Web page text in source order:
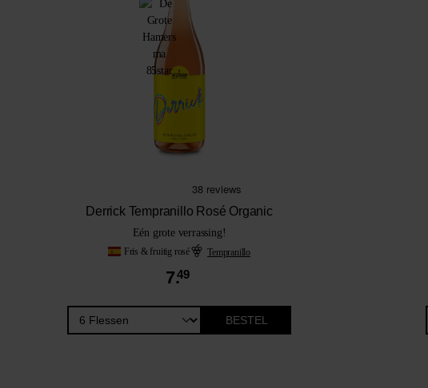
Derrick Tempranillo Rosé Organic
Eén grote verrassing!
Fris & fruitig rosé Tempranillo
7.49
BESTEL